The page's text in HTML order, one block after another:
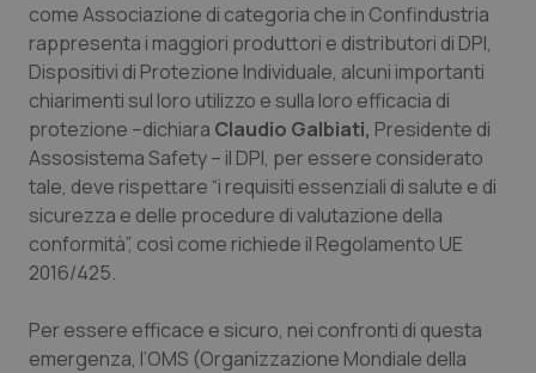
Campania
Emilia-Romagna
Friuli Venezia Giulia
Lazio
Liguria
Lombardia
Car-T
Colesterolo & coronaropatie
Dermatite Atopica
Diabete & glucometri
Disturbi dell’umore
Dolore
come Associazione di categoria che in Confindustria
rappresenta i maggiori produttori e distributori di DPI,
Dispositivi di Protezione Individuale, alcuni importanti
chiarimenti sul loro utilizzo e sulla loro efficacia di
protezione –dichiara Claudio Galbiati, Presidente di
Assosistema Safety – il DPI, per essere considerato
tale, deve rispettare “i requisiti essenziali di salute e di
sicurezza e delle procedure di valutazione della
conformità”, così come richiede il Regolamento UE
2016/425.
Per essere efficace e sicuro, nei confronti di questa
emergenza, l’OMS (Organizzazione Mondiale della